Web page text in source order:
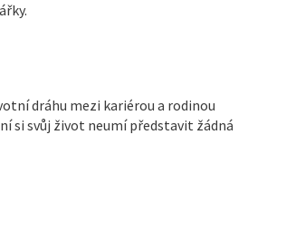
dráhu mezi kariérou a rodinou
si svůj život neumí představit žádná